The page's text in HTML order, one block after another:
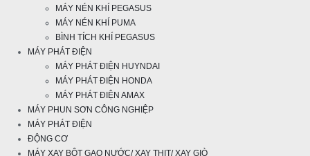
MÁY NÉN KHÍ PEGASUS
MÁY NÉN KHÍ PUMA
BÌNH TÍCH KHÍ PEGASUS
MÁY PHÁT ĐIỆN
MÁY PHÁT ĐIỆN HUYNDAI
MÁY PHÁT ĐIỆN HONDA
MÁY PHÁT ĐIỆN AMAX
MÁY PHUN SƠN CÔNG NGHIỆP
MÁY PHÁT ĐIỆN
ĐỘNG CƠ
MÁY XAY BỘT GẠO NƯỚC/ XAY THỊT/ XAY GIÒ